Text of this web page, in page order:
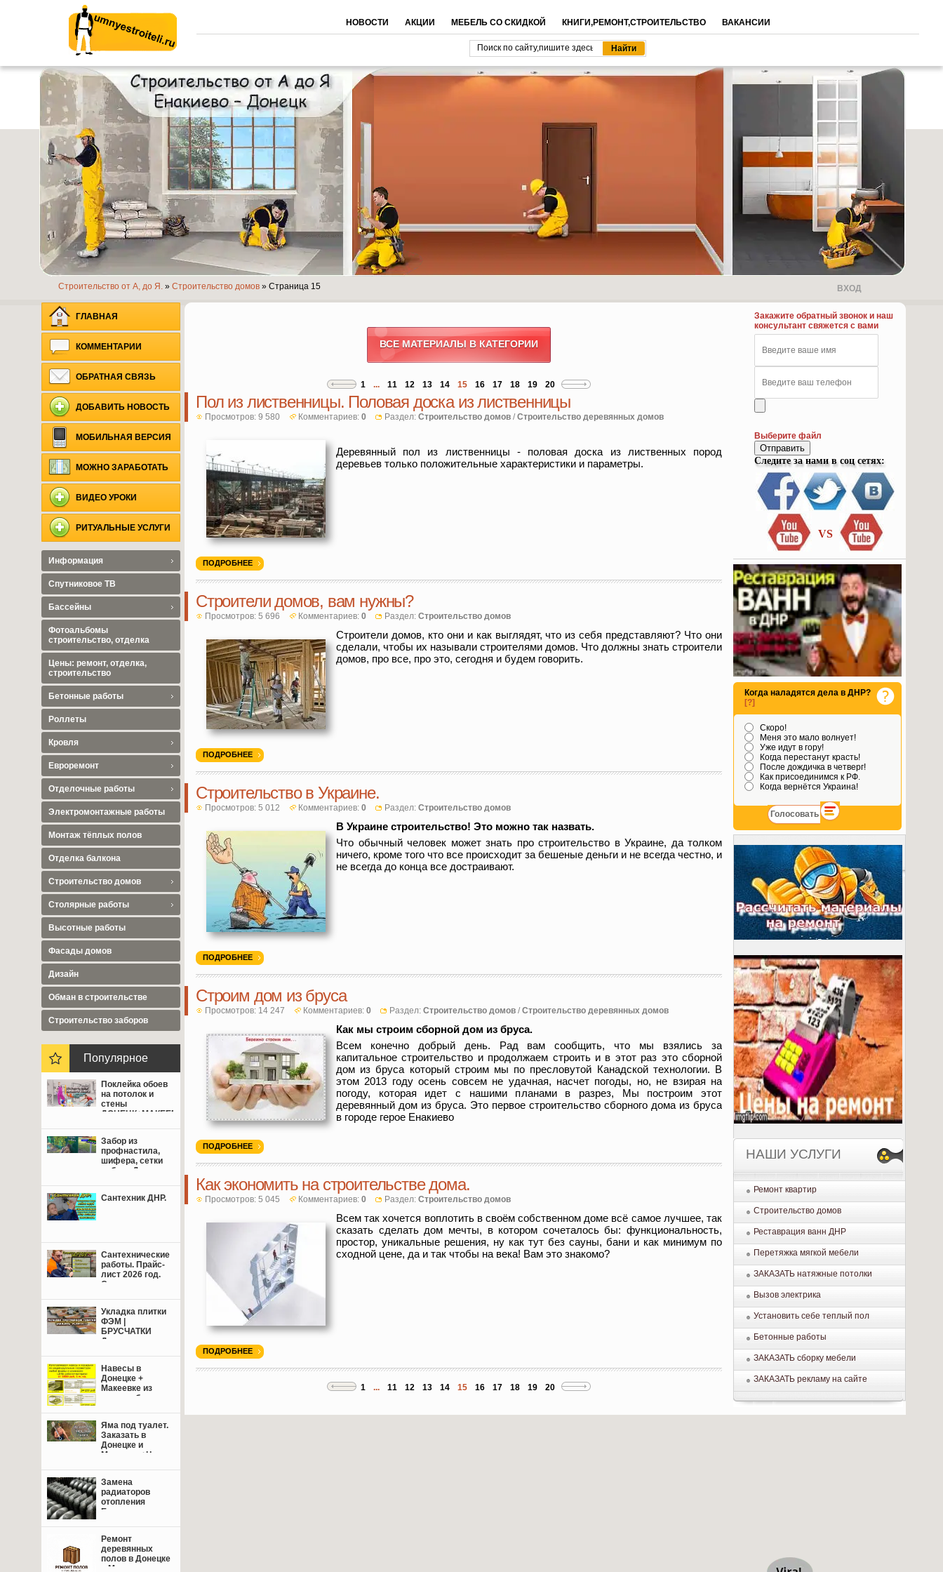
Умные строители.ру
НОВОСТИ АКЦИИ МЕБЕЛЬ СО СКИДКОЙ КНИГИ,РЕМОНТ,СТРОИТЕЛЬСТВО ВАКАНСИИ
Строительство от А, до Я. » Строительство домов » Страница 15 ВХОД
ВСЕ МАТЕРИАЛЫ В КАТЕГОРИИ
1 ... 11 12 13 14 15 16 17 18 19 20
Пол из лиственницы. Половая доска из лиственницы
Просмотров: 9 580 Комментариев: 0 Раздел: Строительство домов /Строительство деревянных домов
Деревянный пол из лиственницы - половая доска из лиственных пород
деревьев только положительные характеристики и параметры.
ПОДРОБНЕЕ
Строители домов, вам нужны?
Просмотров: 5 696 Комментариев: 0 Раздел: Строительство домов
Строители домов, кто они и как выглядят, что из себя представляют? Что они
сделали, чтобы их называли строителями домов. Что должны знать строители
домов, про все, про это, сегодня и будем говорить.
ПОДРОБНЕЕ
Строительство в Украине.
Просмотров: 5 012 Комментариев: 0 Раздел: Строительство домов
В Украине строительство! Это можно так назвать.
Что обычный человек может знать про строительство в Украине, да толком
ничего, кроме того что все происходит за бешеные деньги и не всегда честно, и
не всегда до конца все достраивают.
ПОДРОБНЕЕ
Строим дом из бруса
Просмотров: 14 247 Комментариев: 0 Раздел: Строительство домов /Строительство деревянных домов
Как мы строим сборной дом из бруса.
Всем конечно добрый день. Рад вам сообщить, что мы взялись за
капитальное строительство и продолжаем строить и в этот раз это сборной
дом из бруса который строим мы по пресловутой Канадской технологии. В
этом 2013 году осень совсем не удачная, насчет погоды, но, не взирая на
погоду, которая идет с нашими планами в разрез, Мы построим этот
деревянный дом из бруса. Это первое строительство сборного дома из бруса
в городе герое Енакиево
ПОДРОБНЕЕ
Как экономить на строительстве дома.
Просмотров: 5 045 Комментариев: 0 Раздел: Строительство домов
Всем так хочется воплотить в своём собственном доме всё самое лучшее, так
сказать сделать дом мечты, в котором сочеталось бы: функциональность,
простор, уникальные решения, ну как тут без сауны, бани и как минимум по
сходной цене, да и так чтобы на века! Вам это знакомо?
ПОДРОБНЕЕ
1 ... 11 12 13 14 15 16 17 18 19 20
Закажите обратный звонок и наш
консультант свяжется с вами
Выберите файл
Отправить
Следите за нами в соц сетях:
VS
Когда наладятся дела в ДНР?
[?]
Скоро!
Меня это мало волнует!
Уже идут в гору!
Когда перестанут красть!
После дождичка в четверг!
Как присоединимся к РФ.
Когда вернётся Украина!
НАШИ УСЛУГИ
Ремонт квартир
Строительство домов
Реставрация ванн ДНР
Перетяжка мягкой мебели
ЗАКАЗАТЬ натяжные потолки
Вызов электрика
Установить себе теплый пол
Бетонные работы
ЗАКАЗАТЬ сборку мебели
ЗАКАЗАТЬ рекламу на сайте
ГЛАВНАЯ
КОММЕНТАРИИ
ОБРАТНАЯ СВЯЗЬ
ДОБАВИТЬ НОВОСТЬ
МОБИЛЬНАЯ ВЕРСИЯ
МОЖНО ЗАРАБОТАТЬ
ВИДЕО УРОКИ
РИТУАЛЬНЫЕ УСЛУГИ
Информация
Спутниковое ТВ
Бассейны
Фотоальбомы
строительство, отделка
Цены: ремонт, отделка,
строительство
Бетонные работы
Роллеты
Кровля
Евроремонт
Отделочные работы
Электромонтажные работы
Монтаж тёплых полов
Отделка балкона
Строительство домов
Столярные работы
Высотные работы
Фасады домов
Дизайн
Обман в строительстве
Cтроительство заборов
Популярное
Поклейка обоев
на потолок и
стены
ДОНЕЦК+МАКЕЕВКА
Забор из
профнастила,
шифера, сетки
рабица Донецк,
Сантехник ДНР.
Сантехнические
работы. Прайс-
лист 2026 год.
Свежие цены.
Укладка плитки
ФЭМ |
БРУСЧАТКИ
Донецк,
Навесы в
Донецке +
Макеевке из
поликарбоната,
металлочерепицы.
Яма под туалет.
Заказать в
Донецке и
Макеевке+Цены.
Замена
радиаторов
отопления
Енакиево,
Ремонт
деревянных
полов в Донецке
и Макеевке: от